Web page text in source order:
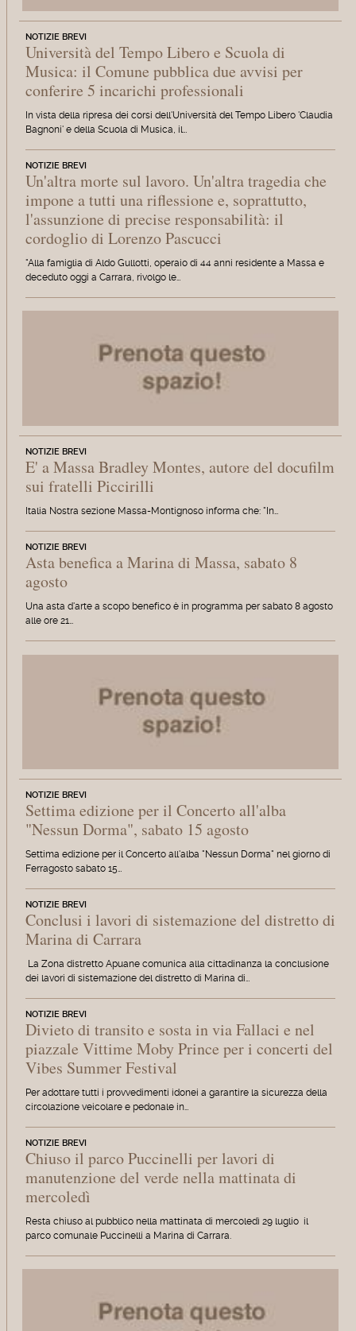
NOTIZIE BREVI
Università del Tempo Libero e Scuola di
Musica: il Comune pubblica due avvisi per
conferire 5 incarichi professionali
In vista della ripresa dei corsi dell'Università del Tempo Libero 'Claudia
Bagnoni' e della Scuola di Musica, il…
NOTIZIE BREVI
Un'altra morte sul lavoro. Un'altra tragedia che
impone a tutti una riflessione e, soprattutto,
l'assunzione di precise responsabilità: il
cordoglio di Lorenzo Pascucci
"Alla famiglia di Aldo Gullotti, operaio di 44 anni residente a Massa e
deceduto oggi a Carrara, rivolgo le…
NOTIZIE BREVI
E' a Massa Bradley Montes, autore del docufilm
sui fratelli Piccirilli
Italia Nostra sezione Massa-Montignoso informa che: "In…
NOTIZIE BREVI
Asta benefica a Marina di Massa, sabato 8
agosto
Una asta d'arte a scopo benefico è in programma per sabato 8 agosto
alle ore 21…
NOTIZIE BREVI
Settima edizione per il Concerto all'alba
"Nessun Dorma", sabato 15 agosto
Settima edizione per il Concerto all'alba "Nessun Dorma" nel giorno di
Ferragosto sabato 15…
NOTIZIE BREVI
Conclusi i lavori di sistemazione del distretto di
Marina di Carrara
La Zona distretto Apuane comunica alla cittadinanza la conclusione
dei lavori di sistemazione del distretto di Marina di…
NOTIZIE BREVI
Divieto di transito e sosta in via Fallaci e nel
piazzale Vittime Moby Prince per i concerti del
Vibes Summer Festival
Per adottare tutti i provvedimenti idonei a garantire la sicurezza della
circolazione veicolare e pedonale in…
NOTIZIE BREVI
Chiuso il parco Puccinelli per lavori di
manutenzione del verde nella mattinata di
mercoledì
Resta chiuso al pubblico nella mattinata di mercoledì 29 luglio il
parco comunale Puccinelli a Marina di Carrara.